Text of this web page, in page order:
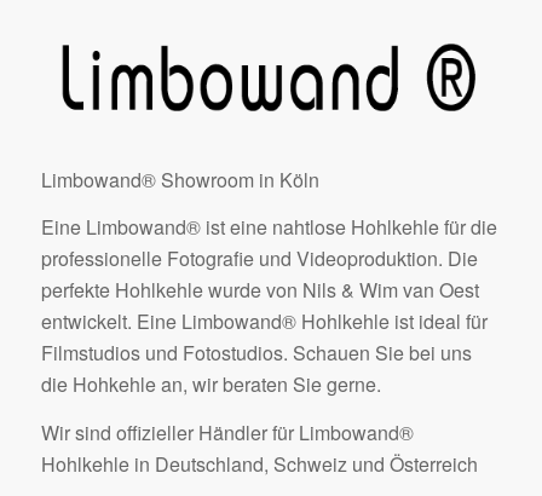
Limbowand® Showroom in Köln
Eine Limbowand® ist eine nahtlose Hohlkehle für die
professionelle Fotografie und Videoproduktion. Die
perfekte Hohlkehle wurde von Nils & Wim van Oest
entwickelt. Eine Limbowand® Hohlkehle ist ideal für
Filmstudios und Fotostudios. Schauen Sie bei uns
die Hohkehle an, wir beraten Sie gerne.
Wir sind offizieller Händler für Limbowand®
Hohlkehle in Deutschland, Schweiz und Österreich